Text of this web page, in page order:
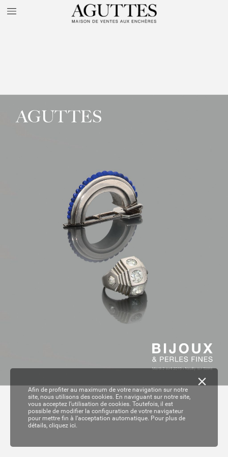
Afin de profiter au maximum de votre navigation sur notre
site, nous utilisons des cookies. En naviguant sur notre site,
vous acceptez l’utilisation de cookies. Toutefois, il est
possible de modifier la configuration de votre navigateur
pour mettre fin à l’acceptation automatique. Pour plus de
détails, cliquez ici.